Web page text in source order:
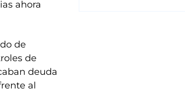
ahora
de
de
deuda
al